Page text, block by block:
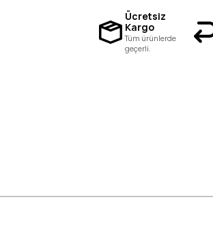
Ücretsiz
Kargo
Tüm ürünlerde
geçerli.